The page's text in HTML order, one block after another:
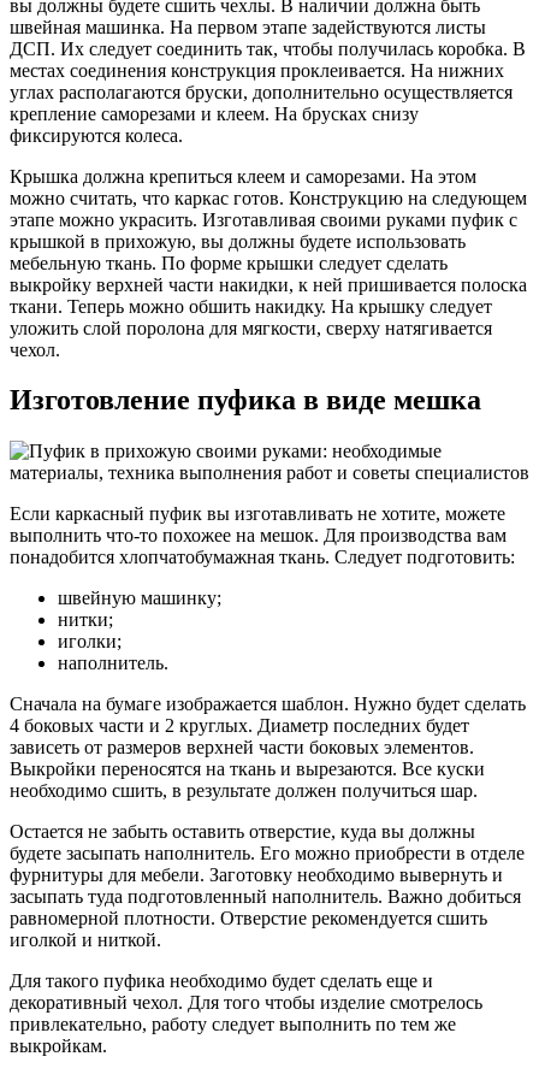
вы должны будете сшить чехлы. В наличии должна быть
швейная машинка. На первом этапе задействуются листы
ДСП. Их следует соединить так, чтобы получилась коробка. В
местах соединения конструкция проклеивается. На нижних
углах располагаются бруски, дополнительно осуществляется
крепление саморезами и клеем. На брусках снизу
фиксируются колеса.
Крышка должна крепиться клеем и саморезами. На этом
можно считать, что каркас готов. Конструкцию на следующем
этапе можно украсить. Изготавливая своими руками пуфик с
крышкой в прихожую, вы должны будете использовать
мебельную ткань. По форме крышки следует сделать
выкройку верхней части накидки, к ней пришивается полоска
ткани. Теперь можно обшить накидку. На крышку следует
уложить слой поролона для мягкости, сверху натягивается
чехол.
Изготовление пуфика в виде мешка
Если каркасный пуфик вы изготавливать не хотите, можете
выполнить что-то похожее на мешок. Для производства вам
понадобится хлопчатобумажная ткань. Следует подготовить:
швейную машинку;
нитки;
иголки;
наполнитель.
Сначала на бумаге изображается шаблон. Нужно будет сделать
4 боковых части и 2 круглых. Диаметр последних будет
зависеть от размеров верхней части боковых элементов.
Выкройки переносятся на ткань и вырезаются. Все куски
необходимо сшить, в результате должен получиться шар.
Остается не забыть оставить отверстие, куда вы должны
будете засыпать наполнитель. Его можно приобрести в отделе
фурнитуры для мебели. Заготовку необходимо вывернуть и
засыпать туда подготовленный наполнитель. Важно добиться
равномерной плотности. Отверстие рекомендуется сшить
иголкой и ниткой.
Для такого пуфика необходимо будет сделать еще и
декоративный чехол. Для того чтобы изделие смотрелось
привлекательно, работу следует выполнить по тем же
выкройкам.